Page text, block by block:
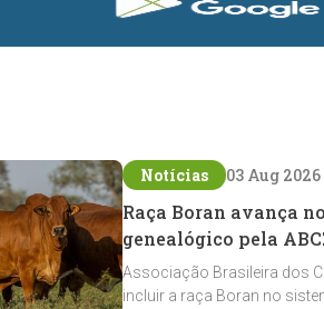
Notícias 03 Aug 2026
Raça Boran avança
genealógico pela
Associação Brasileira dos
incluir a raça Boran no